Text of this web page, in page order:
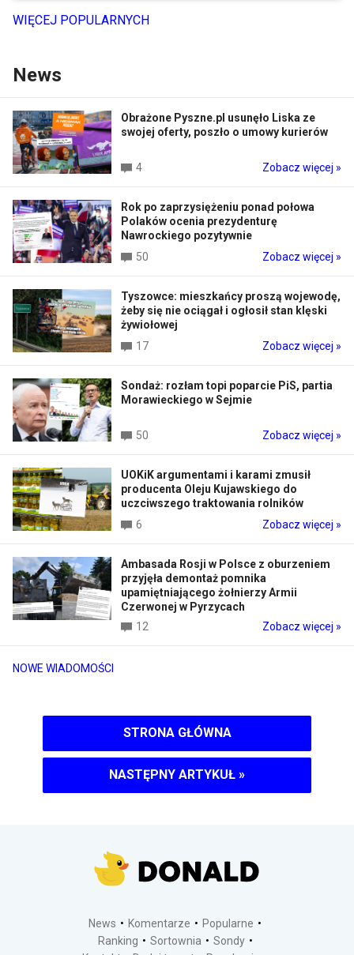
WIĘCEJ POPULARNYCH
News
NOWE WIADOMOŚCI
Obrażone Pyszne.pl usunęło Liska ze
swojej oferty, poszło o umowy kurierów
4 Zobacz więcej »
Rok po zaprzysiężeniu ponad połowa
Polaków ocenia prezydenturę
Nawrockiego pozytywnie
50
Zobacz więcej »
Tyszowce: mieszkańcy proszą wojewodę,
żeby się nie ociągał i ogłosił stan klęski
żywiołowej
17
Zobacz więcej »
Sondaż: rozłam topi poparcie PiS, partia
Morawieckiego w Sejmie
50 Zobacz więcej »
UOKiK argumentami i karami zmusił
producenta Oleju Kujawskiego do
uczciwszego traktowania rolników
6
Zobacz więcej »
Ambasada Rosji w Polsce z oburzeniem
przyjęła demontaż pomnika
upamiętniającego żołnierzy Armii
Czerwonej w Pyrzycach
12
Zobacz więcej »
STRONA GŁÓWNA
NASTĘPNY ARTYKUŁ »
News Komentarze
Popularne
Ranking
Sortownia
Sondy